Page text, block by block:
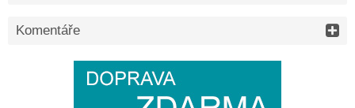
Komentáře